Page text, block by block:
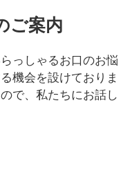
ご案内
っしゃるお口のお悩
機会を設けておりま
で、私たちにお話し